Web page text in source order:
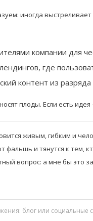
иногда
компании для
где
контент из
плоды. Если есть
живым, гибким и
и тянутся к тем,
вопрос: а мне бы это
блог или социальные сети —